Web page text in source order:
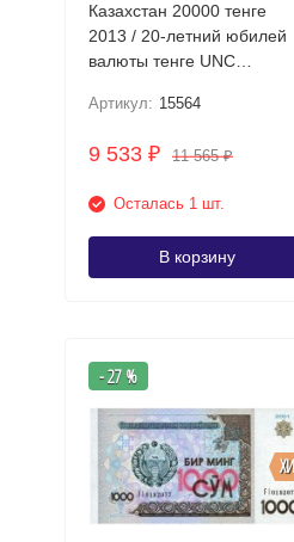
Казахстан 20000 тенге
2013 / 20-летний юбилей
валюты тенге UNC
Артикул: 15564
9 533 ₽ 11 565₽
Осталась 1 шт.
В корзину
- 27 %